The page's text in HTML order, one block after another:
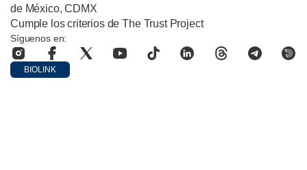
de México, CDMX
Cumple los criterios de The Trust Project
Síguenos en:
BIOLINK